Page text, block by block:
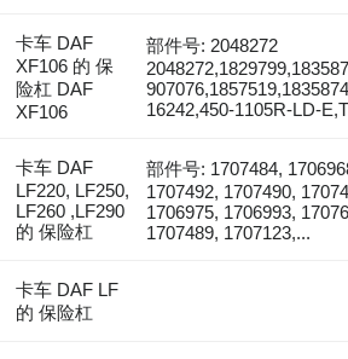
卡车 DAF
XF106 的 保
险杠 DAF
XF106
部件号: 2048272
16242,450-1105R-LD-
卡车 DAF
LF220, LF250,
LF260 ,LF290
的 保险杠
部件号: 1707484,
1707492, 1707490,
1706975, 1706993,
1707489, 1707123,...
卡车 DAF LF
的 保险杠